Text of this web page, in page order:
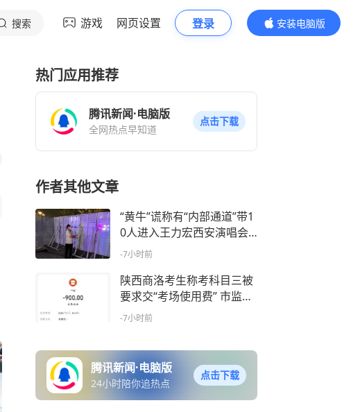
搜索 游戏 网页设置 登录
安装电脑版
内容更精彩
热门应用推荐
腾讯新闻·电脑版
全网热点早知道
点击下载
作者其他文章
“黄牛”谎称有“内部通道”带1
0人进入王力宏西安演唱会
现场，实则撬围挡、躲死
张某被拘留8日并罚款
-7小时前
陕西商洛考生称考科目三被
要求交“考场使用费” 市监
局：正在核查
-7小时前
腾讯新闻·电脑版
24小时陪你追热点
点击下载